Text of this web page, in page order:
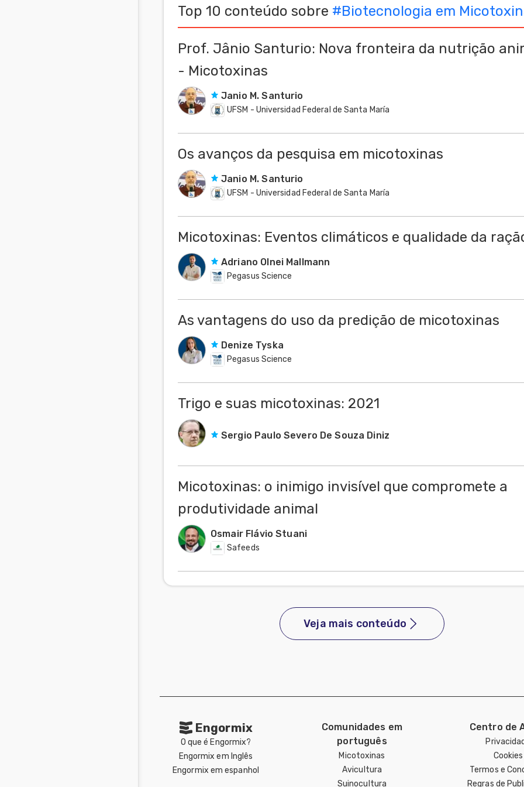
Top 10 conteúdo sobre #Biotecnologia em
Prof. Jânio Santurio: Nova fronteira da nutrição
- Micotoxinas
Janio M. Santurio
UFSM - Universidad Federal de Santa María
Os avanços da pesquisa em micotoxinas
Janio M. Santurio
UFSM - Universidad Federal de Santa María
Micotoxinas: Eventos climáticos e qualidade da
Adriano Olnei Mallmann
Pegasus Science
As vantagens do uso da predição de micotoxinas
Denize Tyska
Pegasus Science
Trigo e suas micotoxinas: 2021
Sergio Paulo Severo De Souza Diniz
Micotoxinas: o inimigo invisível que compromete a
produtividade animal
Osmair Flávio Stuani
Safeeds
Veja mais conteúdo
Engormix
O que é Engormix?
Engormix em Inglês
Engormix em espanhol
Comunidades em
português
Micotoxinas
Avicultura
Suinocultura
Centro de
Cookies
Termos e
Regras de